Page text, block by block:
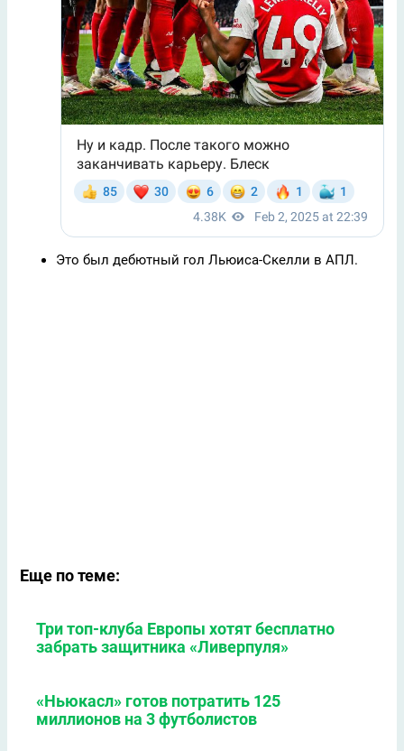
Это был дебютный гол Льюиса-Скелли в АПЛ.
Еще по теме:
Три топ-клуба Европы хотят бесплатно
забрать защитника «Ливерпуля»
«Ньюкасл» готов потратить 125
миллионов на 3 футболистов